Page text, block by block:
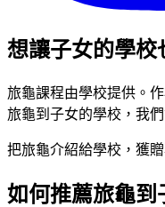
想讓子女的學校
旅龜課程由學校提供。
旅龜到子女的學校，我
把旅龜介紹給學校，獲
如何推薦旅龜到